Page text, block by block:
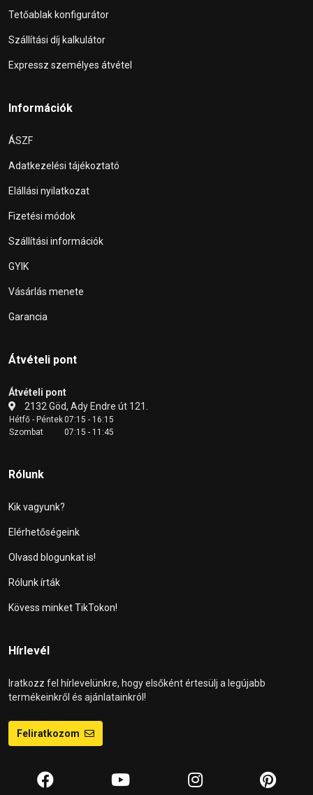
Tetőablak konfigurátor
Szállítási díj kalkulátor
Expressz személyes átvétel
Információk
ÁSZF
Adatkezelési tájékoztató
Elállási nyilatkozat
Fizetési módok
Szállítási információk
GYIK
Vásárlás menete
Garancia
Átvételi pont
Átvételi pont
2132 Göd, Ady Endre út 121.
Hétfő - Péntek07:15 - 16:15
Szombat
07:15 - 11:45
Rólunk
Kik vagyunk?
Elérhetőségeink
Olvasd blogunkat is!
Rólunk írták
Kövess minket TikTokon!
Hírlevél
Iratkozz fel hírlevelünkre, hogy elsőként értesülj a legújabb
termékeinkről és ajánlatainkról!
Feliratkozom